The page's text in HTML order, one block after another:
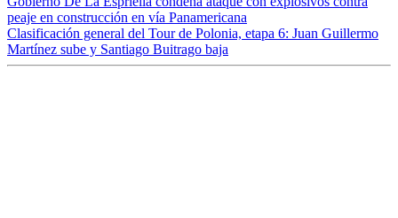
peaje en construcción en vía Panamericana
Clasificación general del Tour de Polonia, etapa 6: Juan Guillermo
Martínez sube y Santiago Buitrago baja